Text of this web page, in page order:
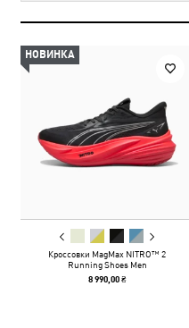
НОВИНКА
Кроссовки MagMax NITRO™ 2
Running Shoes Men
8 990,00 ₴